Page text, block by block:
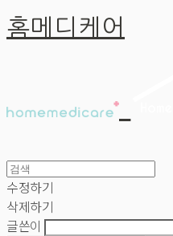
홈메디케어
수정하기
삭제하기
글쓴이